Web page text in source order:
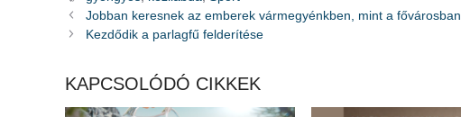
Jobban keresnek az emberek vármegyénkben, mint a fővárosban
Kezdődik a parlagfű felderítése
KAPCSOLÓDÓ CIKKEK